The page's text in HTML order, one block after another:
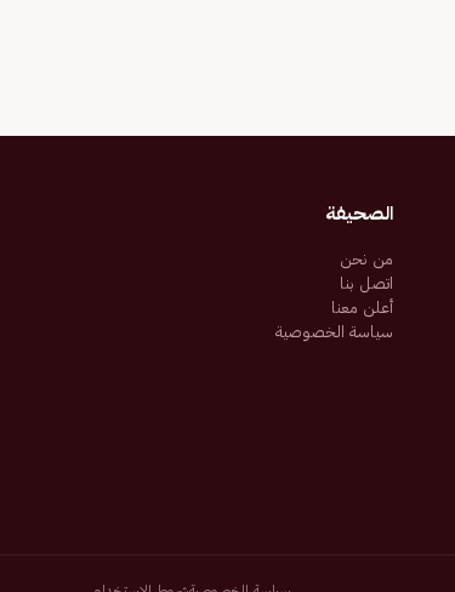
الصحيفة
من نحن
اتصل بنا
أعلن معنا
سياسة الخصوصية